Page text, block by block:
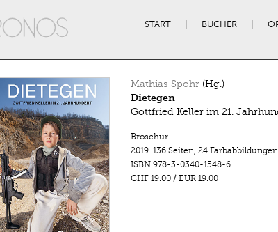
START BÜCHER
Mathias Spohr(Hg.)
Dietegen
Gottfried Keller im 21.
Broschur
2019. 136 Seiten, 24 Farbabbildungen
ISBN 978-3-0340-1548-6
CHF 19.00/ EUR 19.00